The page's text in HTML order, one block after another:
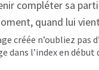
compléter sa
quand lui
créée n’oubliez pas
dans l’index en début